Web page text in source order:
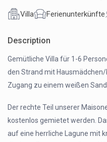
Villa Ferienunterkünfte
Description
Gemütliche Villa für 1-6
den Strand mit
Zugang zu einem weißen
Der rechte Teil unserer
kostenlos gemietet werden.
auf eine herrliche Lagune mit